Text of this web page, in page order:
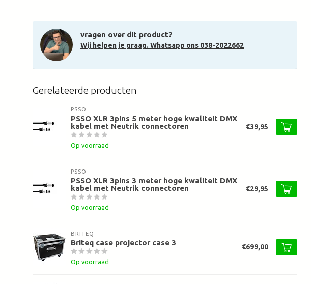
vragen over dit product?
Wij helpen je graag. Whatsapp ons 038-2022662
Gerelateerde producten
PSSO
PSSO XLR 3pins 5 meter hoge kwaliteit DMX
kabel met Neutrik connectoren
Op voorraad
€39,95
PSSO
PSSO XLR 3pins 3 meter hoge kwaliteit DMX
kabel met Neutrik connectoren
Op voorraad
€29,95
BRITEQ
Briteq case projector case 3
Op voorraad
€699,00